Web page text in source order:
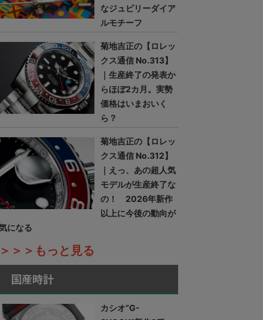
なジュビリーダイア
ルモチーフ
菊地吉正の【ロレッ
クス通信 No.313】
｜生産終了の発表か
らほぼ2カ月。実勢
価格はいまおいく
ら？
菊地吉正の【ロレッ
クス通信 No.312】
｜えっ、あの超人気
モデルが生産終了な
の！ 2026年新作
以上に今後の動向が
になる
＞＞＞もっと見る
国産時計
カシオ“G-